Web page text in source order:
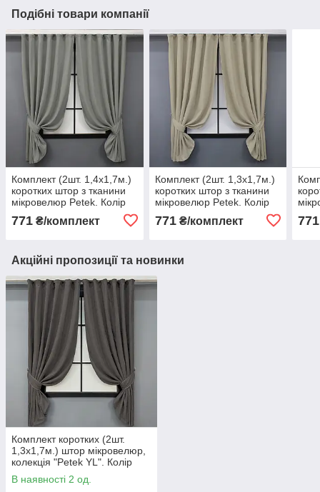
Подібні товари компанії
Комплект (2шт. 1,4х1,7м.)
коротких штор з тканини
мікровелюр Petek. Колір
35-0221
771 ₴/комплект
Комплект (2шт. 1,3х1,7м.)
коротких штор з тканини
мікровелюр Petek. Колір
бежевий. Код 1488ш 35-
0235
771₴/комплект 771
Акційні пропозиції та новинки
Комплект коротких (2шт.
1,3х1,7м.) штор мікровелюр,
колекція "Petek YL". Колір
темно-сірий. Код 1711ш 35-
0456
В наявності 2 од.